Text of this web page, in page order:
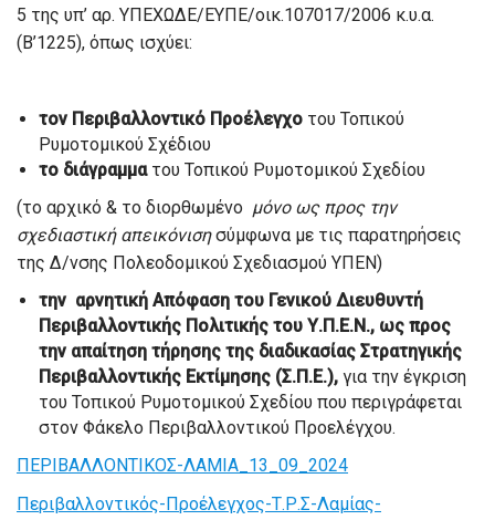
5 της υπ’ αρ. ΥΠΕΧΩΔΕ/ΕΥΠΕ/οικ.107017/2006 κ.υ.α.
(Β’1225), όπως ισχύει:
τον Περιβαλλοντικό Προέλεγχο του Τοπικού
Ρυμοτομικού Σχέδιου
το διάγραμμα του Τοπικού Ρυμοτομικού Σχεδίου
(το αρχικό & το διορθωμένο μόνο ως προς την
σχεδιαστική απεικόνισησύμφωνα με τις παρατηρήσεις
της Δ/νσης Πολεοδομικού Σχεδιασμού ΥΠΕΝ)
την αρνητική Απόφαση του Γενικού Διευθυντή
Περιβαλλοντικής Πολιτικής του Υ.Π.Ε.Ν., ως προς
την απαίτηση τήρησης της διαδικασίας Στρατηγικής
Περιβαλλοντικής Εκτίμησης (Σ.Π.Ε.), για την έγκριση
του Τοπικού Ρυμοτομικού Σχεδίου που περιγράφεται
στον Φάκελο Περιβαλλοντικού Προελέγχου.
ΠΕΡΙΒΑΛΛΟΝΤΙΚΟΣ-ΛΑΜΙΑ_13_09_2024
Περιβαλλοντικός-Προέλεγχος-Τ.Ρ.Σ-Λαμίας-